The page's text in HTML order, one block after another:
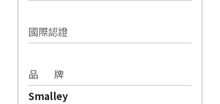
國際認證
品 牌
Smalley